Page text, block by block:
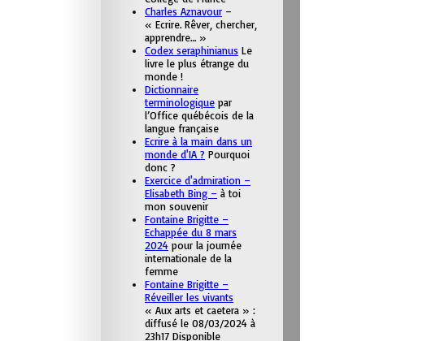
Charles Aznavour –
« Ecrire. Rêver, chercher,
apprendre… »
Codex seraphinianus Le
livre le plus étrange du
monde !
Dictionnaire
terminologique par
l’Office québécois de la
langue française
Ecrire à la main dans un
monde d'IA ? Pourquoi
donc ?
Exercice d'admiration –
Elisabeth Bing – à toi
mon souvenir
Fontaine Brigitte –
Echappée du 8 mars
2024 pour la journée
internationale de la
femme
Fontaine Brigitte –
Réveiller les vivants
« Aux arts et caetera » :
diffusé le 08/03/2024 à
23h17 Disponible